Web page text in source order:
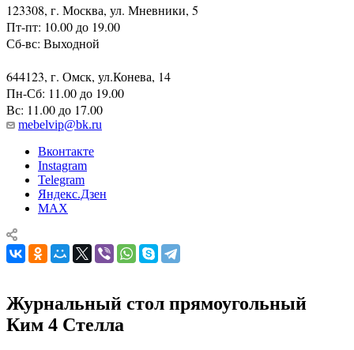
123308, г. Москва, ул. Мневники, 5
Пт-пт: 10.00 до 19.00
Сб-вс: Выходной
644123, г. Омск, ул.Конева, 14
Пн-Сб: 11.00 до 19.00
Вс: 11.00 до 17.00
mebelvip@bk.ru
Вконтакте
Instagram
Telegram
Яндекс.Дзен
MAX
Журнальный стол прямоугольный
Ким 4 Стелла